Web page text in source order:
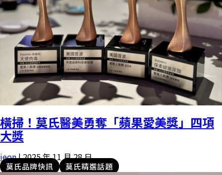
橫掃！莫氏醫美勇奪「蘋果愛美獎」四項
大獎
ieon|2025 年 11 月 28 日
莫氏品牌快訊 莫氏精選話題